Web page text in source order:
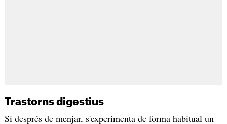
Trastorns digestius
Si després de menjar, s'experimenta de forma habitual un